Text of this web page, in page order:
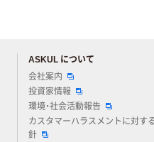
ASKUL について
会社案内
投資家情報
環境・社会活動報告
カスタマーハラスメントに対す
針